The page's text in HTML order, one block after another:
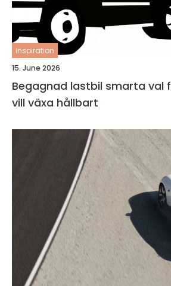
inspiration
15. June 2026
Begagnad lastbil smarta val för företag som
vill växa hållbart